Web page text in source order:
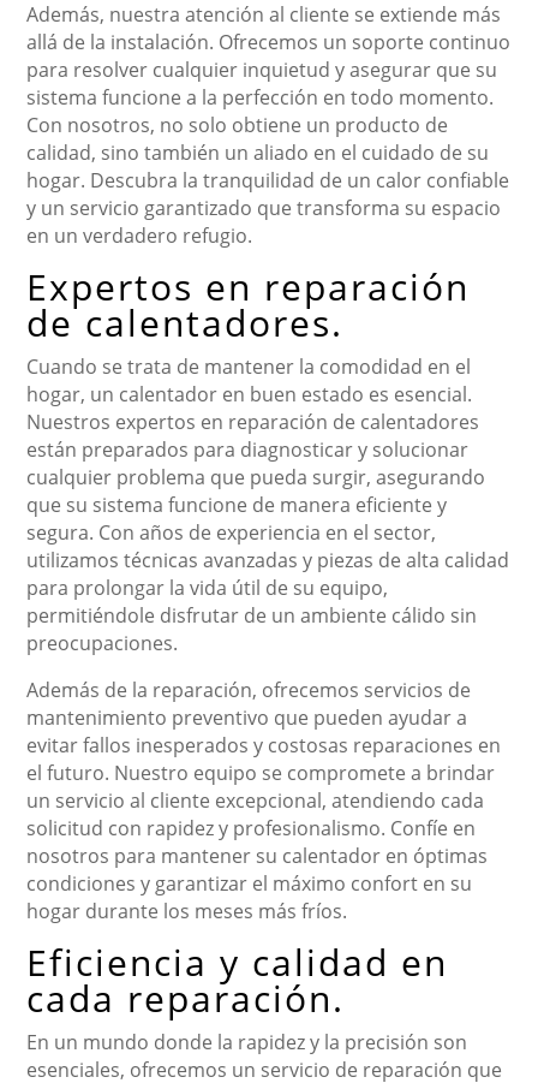
Además, nuestra atención al cliente se extiende más
allá de la instalación. Ofrecemos un soporte continuo
para resolver cualquier inquietud y asegurar que su
sistema funcione a la perfección en todo momento.
Con nosotros, no solo obtiene un producto de
calidad, sino también un aliado en el cuidado de su
hogar. Descubra la tranquilidad de un calor confiable
y un servicio garantizado que transforma su espacio
en un verdadero refugio.
Expertos en reparación
de calentadores.
Cuando se trata de mantener la comodidad en el
hogar, un calentador en buen estado es esencial.
Nuestros expertos en reparación de calentadores
están preparados para diagnosticar y solucionar
cualquier problema que pueda surgir, asegurando
que su sistema funcione de manera eficiente y
segura. Con años de experiencia en el sector,
utilizamos técnicas avanzadas y piezas de alta calidad
para prolongar la vida útil de su equipo,
permitiéndole disfrutar de un ambiente cálido sin
preocupaciones.
Además de la reparación, ofrecemos servicios de
mantenimiento preventivo que pueden ayudar a
evitar fallos inesperados y costosas reparaciones en
el futuro. Nuestro equipo se compromete a brindar
un servicio al cliente excepcional, atendiendo cada
solicitud con rapidez y profesionalismo. Confíe en
nosotros para mantener su calentador en óptimas
condiciones y garantizar el máximo confort en su
hogar durante los meses más fríos.
Eficiencia y calidad en
cada reparación.
En un mundo donde la rapidez y la precisión son
esenciales, ofrecemos un servicio de reparación que